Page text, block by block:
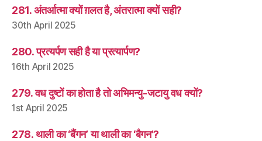
281. अंतर्आत्मा क्यों ग़लत है, अंतरात्मा क्यों सही?
30th April 2025
280. प्रत्यर्पण सही है या प्रत्यार्पण?
16th April 2025
279. वध दुष्टों का होता है तो अभिमन्यु-जटायु वध क्यों?
1st April 2025
278. थाली का ‘बैंगन’ या थाली का ‘बैगन’?